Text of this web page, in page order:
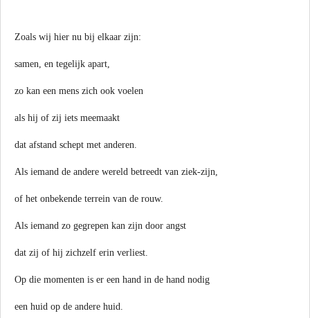
Zoals wij hier nu bij elkaar zijn:
samen, en tegelijk apart,
zo kan een mens zich ook voelen
als hij of zij iets meemaakt
dat afstand schept met anderen.
Als iemand de andere wereld betreedt van ziek-zijn,
of het onbekende terrein van de rouw.
Als iemand zo gegrepen kan zijn door angst
dat zij of hij zichzelf erin verliest.
Op die momenten is er een hand in de hand nodig
een huid op de andere huid.